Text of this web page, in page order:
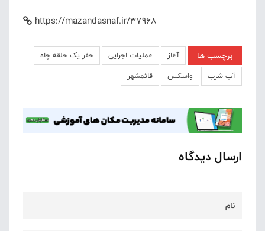
https://mazandasnaf.ir/37968
برچسب ها آغاز عملیات اجرایی
حفر یک حلقه چاه
آب شرب
واسکس قائمشهر
ارسال دیدگاه